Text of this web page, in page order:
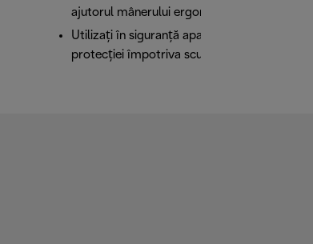
ajutorul mânerului ergonomic
Utilizați în siguranță aparatul în baie, datorită
protecției împotriva scurgerilor